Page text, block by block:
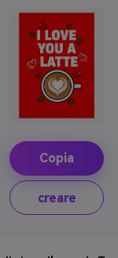
Copia
creare